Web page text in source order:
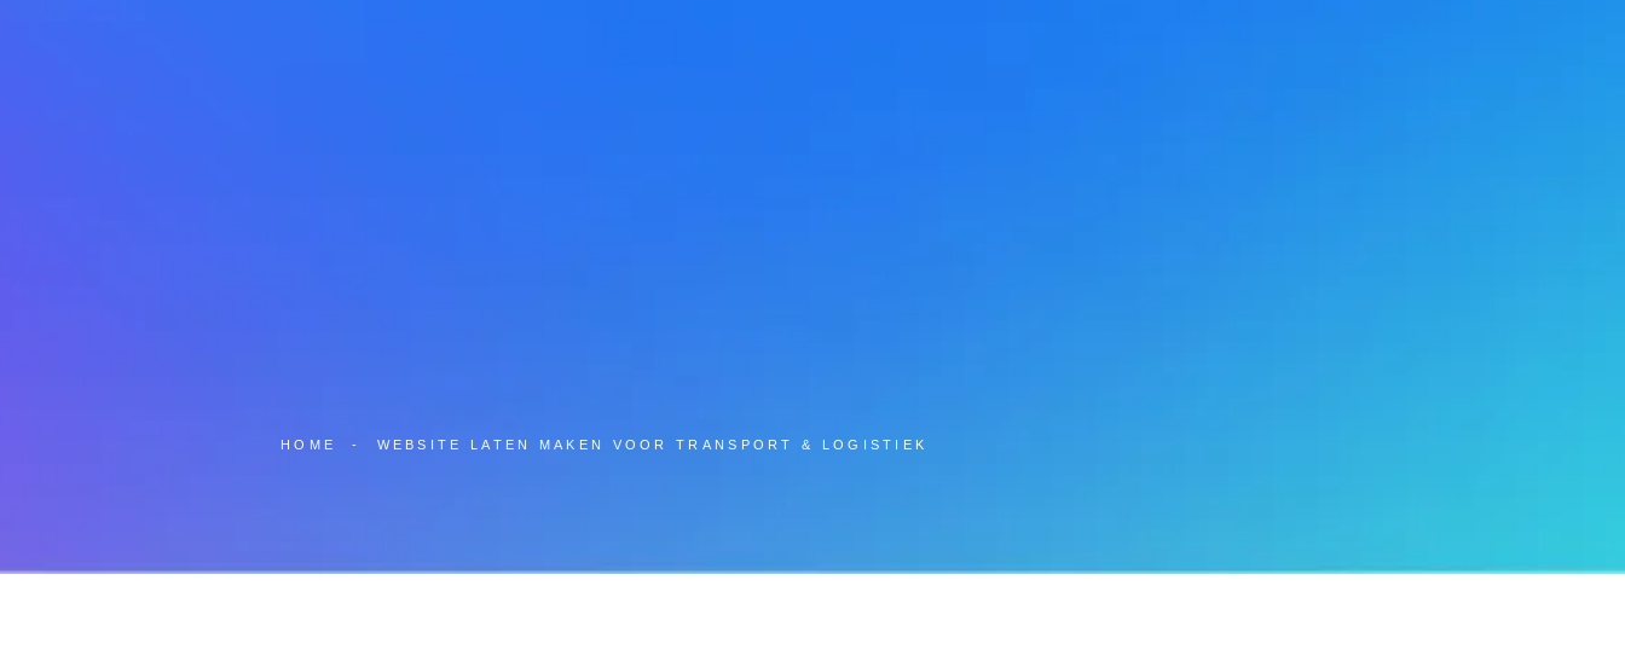
HOME - WEBSITE LATEN MAKEN VOOR TRANSPORT & LOGISTIEK